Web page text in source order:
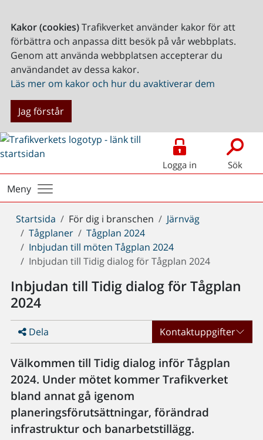
Kakor (cookies)Trafikverket använder kakor för att
förbättra och anpassa ditt besök på vår webbplats.
Genom att använda webbplatsen accepterar du
användandet av dessa kakor.
Läs mer om kakor och hur du avaktiverar dem
Jag förstår
Logga in Sök
Meny
Du
är
här:
Startsida För dig i branschen
Järnväg
Tågplaner
Tågplan 2024
Inbjudan till möten Tågplan 2024
Inbjudan till Tidig dialog för Tågplan 2024
Inbjudan till Tidig dialog för Tågplan
2024
Dela Kontaktuppgifter
Välkommen till Tidig dialog inför Tågplan
2024. Under mötet kommer Trafikverket
bland annat gå igenom
planeringsförutsättningar, förändrad
infrastruktur och banarbetstillägg.